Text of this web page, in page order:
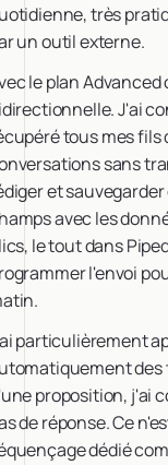
très
un outil externe.
le plan
J'ai
tous mes fils
sans
et
avec les
le tout dans
l'envoi
particulièrement
des
proposition, j'ai
de réponse. Ce
dédié